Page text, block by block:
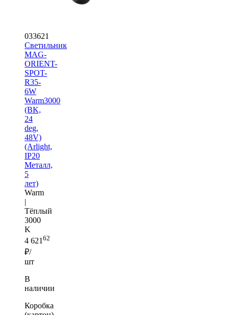
033621
Светильник
MAG-
ORIENT-
SPOT-
R35-
6W
Warm3000
(BK,
24
deg,
48V)
(Arlight,
IP20
Металл,
5
лет)
Warm
|
Тёплый
3000
K
4 62162
₽/
шт
В
наличии
Коробка